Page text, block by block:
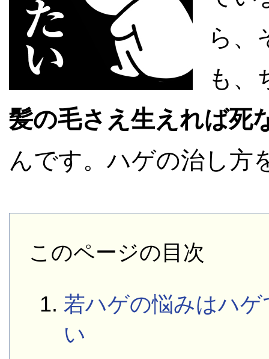
ら、
も、
髪の毛さえ生えれば死
んです。ハゲの治し方
このページの目次
若ハゲの悩みはハ
い